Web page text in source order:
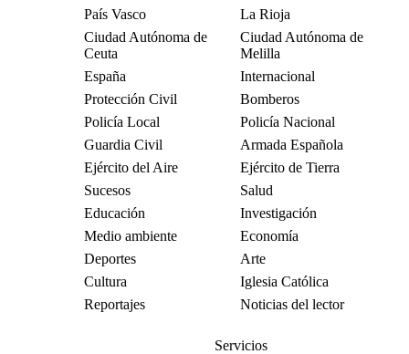
País Vasco
La Rioja
Ciudad Autónoma de
Ceuta
Ciudad Autónoma de
Melilla
España
Internacional
Protección Civil
Bomberos
Policía Local
Policía Nacional
Guardia Civil
Armada Española
Ejército del Aire
Ejército de Tierra
Sucesos
Salud
Educación
Investigación
Medio ambiente
Economía
Deportes
Arte
Cultura
Iglesia Católica
Reportajes
Noticias del lector
Servicios